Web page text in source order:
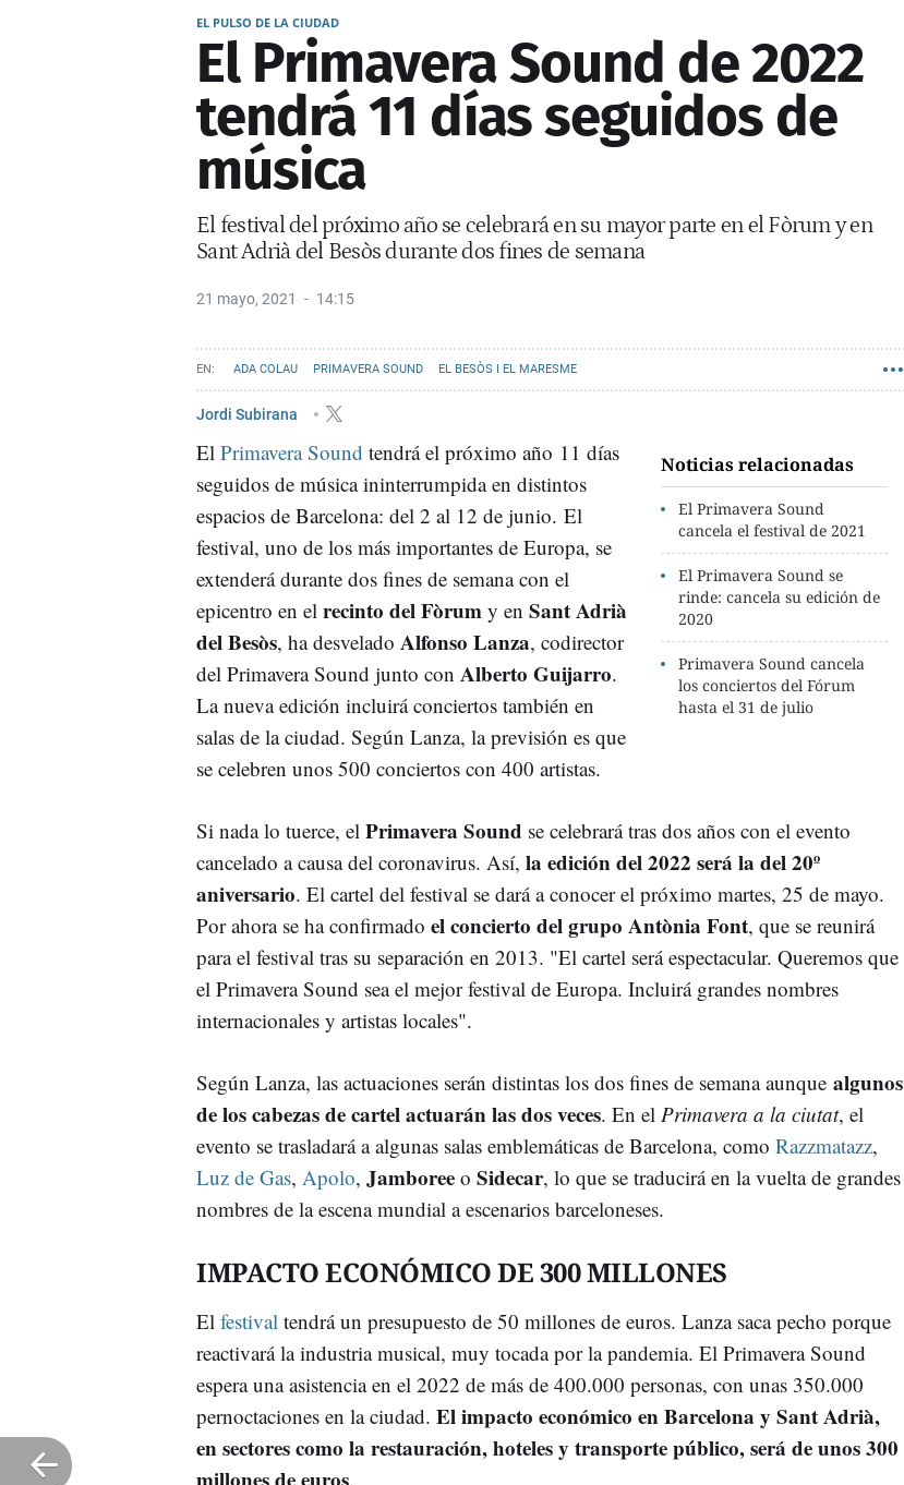
EL PULSO DE LA CIUDAD
El Primavera Sound de 2022
tendrá 11 días seguidos de
música
El festival del próximo año se celebrará en su mayor parte en el Fòrum y en
Sant Adrià del Besòs durante dos fines de semana
21 mayo, 2021 14:15
ADA COLAU PRIMAVERA SOUND EL BESÒS I EL MARESME
DIAGONAL MAR I EL FRONT MARÍTIM DEL BESÒS I EL MARESME
Jordi Subirana
Noticias relacionadas
El Primavera Sound
cancela el festival de 2021
El Primavera Sound se
rinde: cancela su edición de
2020
Primavera Sound cancela
los conciertos del Fórum
hasta el 31 de julio
El Primavera Sound tendrá el próximo año 11 días
seguidos de música ininterrumpida en distintos
espacios de Barcelona: del 2 al 12 de junio. El
festival, uno de los más importantes de Europa, se
extenderá durante dos fines de semana con el
epicentro en el recinto del Fòrum y en Sant Adrià
del Besòs, ha desvelado Alfonso Lanza, codirector
del Primavera Sound junto con Alberto Guijarro.
La nueva edición incluirá conciertos también en
salas de la ciudad. Según Lanza, la previsión es que
se celebren unos 500 conciertos con 400 artistas.
Si nada lo tuerce, el Primavera Sound se celebrará tras dos años con el evento
cancelado a causa del coronavirus. Así, la edición del 2022 será la del 20º
aniversario. El cartel del festival se dará a conocer el próximo martes, 25 de mayo.
Por ahora se ha confirmado el concierto del grupo Antònia Font, que se reunirá
para el festival tras su separación en 2013. "El cartel será espectacular. Queremos que
el Primavera Sound sea el mejor festival de Europa. Incluirá grandes nombres
internacionales y artistas locales".
Según Lanza, las actuaciones serán distintas los dos fines de semana aunque algunos
de los cabezas de cartel actuarán las dos veces. En el Primavera a la ciutat, el
evento se trasladará a algunas salas emblemáticas de Barcelona, como Razzmatazz,
Luz de Gas, Apolo, Jamboree o Sidecar, lo que se traducirá en la vuelta de grandes
nombres de la escena mundial a escenarios barceloneses.
IMPACTO ECONÓMICO DE 300 MILLONES
El festival tendrá un presupuesto de 50 millones de euros. Lanza saca pecho porque
reactivará la industria musical, muy tocada por la pandemia. El Primavera Sound
espera una asistencia en el 2022 de más de 400.000 personas, con unas 350.000
pernoctaciones en la ciudad. El impacto económico en Barcelona y Sant Adrià,
en sectores como la restauración, hoteles y transporte público, será de unos300
millones de euros.